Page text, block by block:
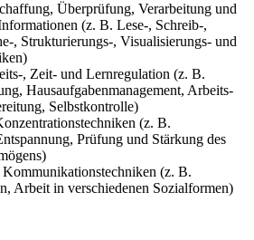
Überprüfung, Verarbeitung und
(z. B. Lese-, Schreib-,
, Strukturierungs-, Visualisierungs- und
, Zeit- und Lernregulation (z. B.
Hausaufgabenmanagement, Arbeits-
Selbstkontrolle)
(z. B.
Prüfung und Stärkung des
(z. B.
Arbeit in verschiedenen Sozialformen)